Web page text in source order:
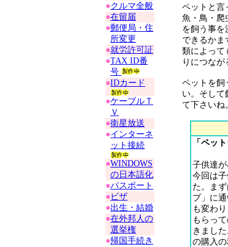
●クルマ全般
●在留届
●郵便局・住
所変更
●就労許可証
●TAX ID番
号
●IDカード
●ケーブルＴ
Ｖ
●衛星放送
●インターネ
ット接続
●WINDOWS
の日本語化
●パスポート
● ビザ
●出生・結婚
●在外邦人の
選挙権
●帰国手続き
ペットと言
魚・鳥・爬
を飼う事を
できるかま
類によって
りにつなが
ペットを飼
い。そして
て下さいね
「ペッ
子供達
今回は
た。ま
プ」に
も変わ
もらっ
きまし
の購入